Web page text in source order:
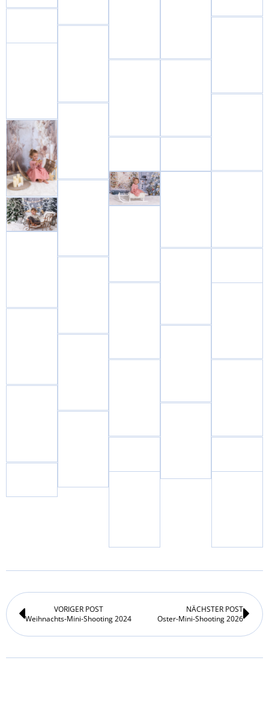
Zurück
VORIGER POST
Weihnachts-Mini-Shooting 2024
NÄCHSTER POST
Oster-Mini-Shooting 2026